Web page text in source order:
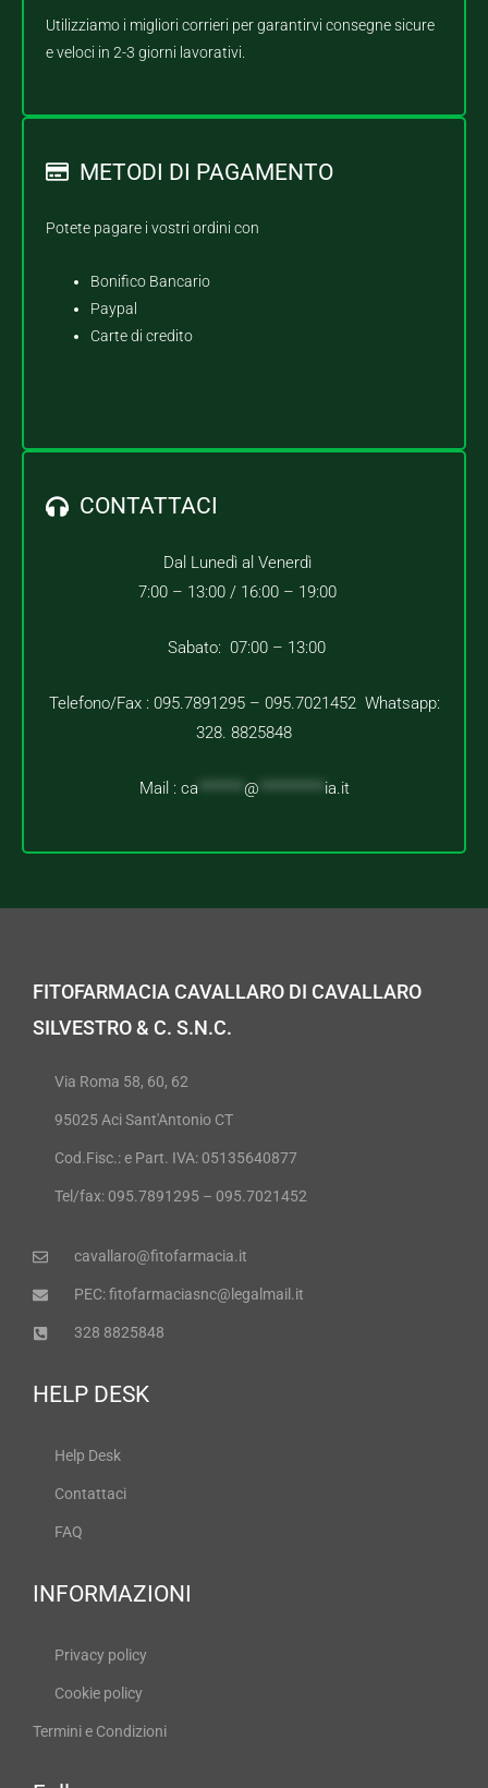
Utilizziamo i migliori corrieri per garantirvi consegne sicure
e veloci in 2-3 giorni lavorativi.
METODI DI PAGAMENTO
Potete pagare i vostri ordini con
Bonifico Bancario
Paypal
Carte di credito
CONTATTACI
Dal Lunedì al Venerdì
7:00 – 13:00 / 16:00 – 19:00
Sabato: 07:00 – 13:00
Telefono/Fax : 095.7891295 – 095.7021452 Whatsapp:
328. 8825848
Mail : ca @ ia.it
FITOFARMACIA CAVALLARO DI CAVALLARO
SILVESTRO & C. S.N.C.
Via Roma 58, 60, 62
95025 Aci Sant'Antonio CT
Cod.Fisc.: e Part. IVA: 05135640877
Tel/fax: 095.7891295 – 095.7021452
cavallaro@fitofarmacia.it
PEC: fitofarmaciasnc@legalmail.it
328 8825848
HELP DESK
Help Desk
Contattaci
FAQ
INFORMAZIONI
Privacy policy
Cookie policy
Termini e Condizioni